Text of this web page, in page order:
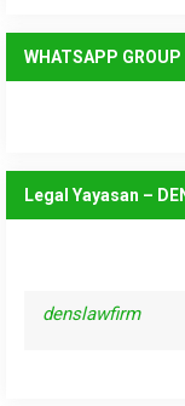
WHATSAPP GROUP
Legal Yayasan –
denslawfirm